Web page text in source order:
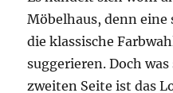
Möbelhaus, denn
die klassische
suggerieren. Doch
zweiten Seite ist das